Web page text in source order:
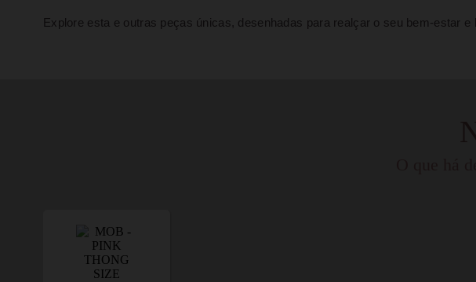
Explore esta e outras peças únicas, desenhadas para realçar o seu bem-estar